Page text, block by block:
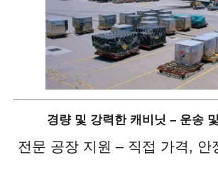
경량 및 강력한 캐비닛 – 운송
전문 공장 지원 – 직접 가격, 안